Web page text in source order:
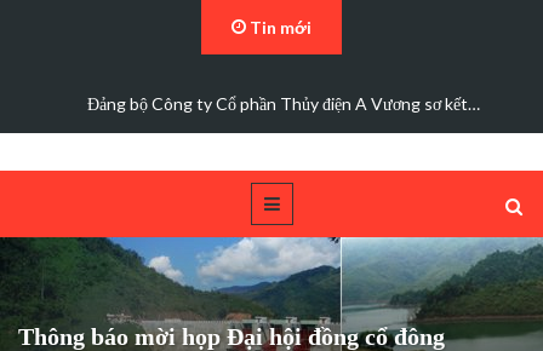
Tin mới
Đảng bộ Công ty Cổ phần Thủy điện A Vương sơ kết…
Thông báo mời họp Đại hội đồng cổ đông